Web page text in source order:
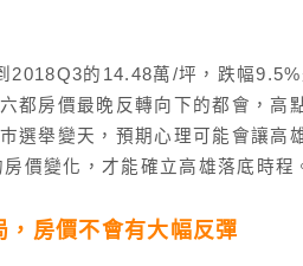
2018Q3的14.48萬/坪，跌幅9.5%
都房價最晚反轉向下的都會，高
選舉變天，預期心理可能會讓高
價變化，才能確立高雄落底時程
房價不會有大幅反彈